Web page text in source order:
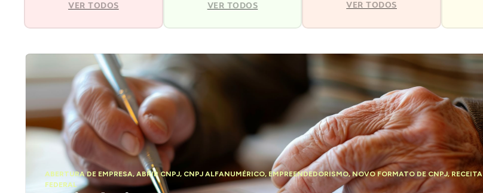
VER TODOS VER TODOS VER TODOS
ABERTURA DE EMPRESA,ABRIR CNPJ, CNPJ ALFANUMÉRICO, EMPREENDEDORISMO,NOVO FORMATO DE CNPJ,RECEITA
FEDERAL